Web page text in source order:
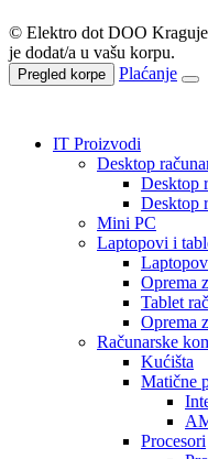
© Elektro dot DOO
je dodat/a u vašu korpu.
Pregled korpe Plaćanje
IT Proizvodi
Desktop
Desktop
Desktop
Mini PC
Laptopovi i
Oprema
Tablet
Oprema
Računarske
Kućišta
Matične
Procesori